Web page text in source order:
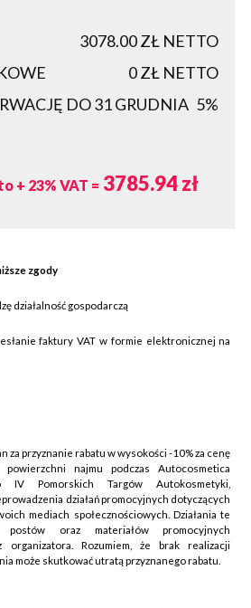
3078.00ZŁ NETTO
0ZŁ NETTO
DO 31 GRUDNIA 5%
+ 23% VAT = 3785.94zł
zgody
działalność gospodarczą
faktury VAT w formie elektronicznej na
za przyznanie rabatu w wysokości -10% za cenę
najmu podczas Autocosmetica
IV Pomorskich Targów Autokosmetyki,
działań promocyjnych dotyczących
mediach społecznościowych. Działania te
postów oraz materiałów promocyjnych
organizatora. Rozumiem, że brak realizacji
może skutkować utratą przyznanego rabatu.